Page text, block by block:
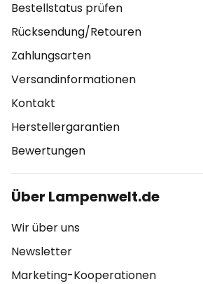
Bestellstatus prüfen
Rücksendung/Retouren
Zahlungsarten
Versandinformationen
Kontakt
Herstellergarantien
Bewertungen
Über Lampenwelt.de
Wir über uns
Newsletter
Marketing-Kooperationen